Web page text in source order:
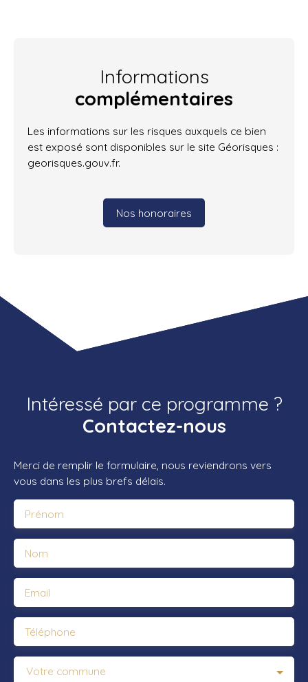
Informations
complémentaires
Les informations sur les risques auxquels ce bien
est exposé sont disponibles sur le site Géorisques :
georisques.gouv.fr.
Nos honoraires
Intéressé par ce programme ?
Contactez-nous
Merci de remplir le formulaire, nous reviendrons vers
vous dans les plus brefs délais.
Prénom
Nom
Email
Téléphone
Votre commune